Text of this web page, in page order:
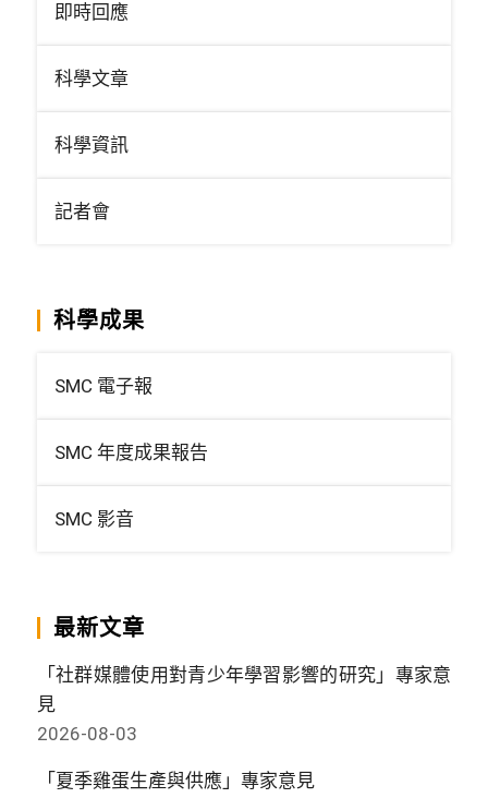
即時回應
科學文章
科學資訊
記者會
科學成果
SMC 電子報
SMC 年度成果報告
SMC 影音
最新文章
「社群媒體使用對青少年學習影響的研究」專家意
見
2026-08-03
「夏季雞蛋生產與供應」專家意見